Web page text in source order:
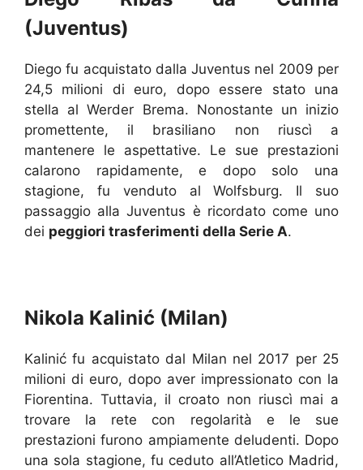
(Juventus)
Diego fu acquistato dalla Juventus nel 2009 per
24,5 milioni di euro, dopo essere stato una
stella al Werder Brema. Nonostante un inizio
promettente, il brasiliano non riuscì a
mantenere le aspettative. Le sue prestazioni
calarono rapidamente, e dopo solo una
stagione, fu venduto al Wolfsburg. Il suo
passaggio alla Juventus è ricordato come uno
dei peggiori trasferimenti della Serie A.
Nikola Kalinić (Milan)
Kalinić fu acquistato dal Milan nel 2017 per 25
milioni di euro, dopo aver impressionato con la
Fiorentina. Tuttavia, il croato non riuscì mai a
trovare la rete con regolarità e le sue
prestazioni furono ampiamente deludenti. Dopo
una sola stagione, fu ceduto all’Atletico Madrid,